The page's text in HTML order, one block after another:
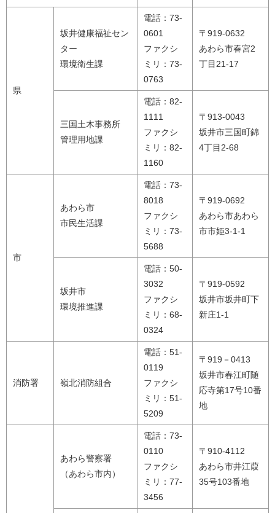
県
坂井健康福祉セン
ター
環境衛生課
電話：73-
0601
ファクシ
ミリ：73-
0763
〒919-0632
あわら市春宮2
丁目21-17
三国土木事務所
管理用地課
電話：82-
1111
ファクシ
ミリ：82-
1160
〒913-0043
坂井市三国町錦
4丁目2-68
市
あわら市
市民生活課
電話：73-
8018
ファクシ
ミリ：73-
5688
〒919-0692
あわら市あわら
市市姫3-1-1
坂井市
環境推進課
電話：50-
3032
ファクシ
ミリ：68-
0324
〒919-0592
坂井市坂井町下
新庄1-1
消防署 嶺北消防組合
電話：51-
0119
ファクシ
ミリ：51-
5209
〒919－0413
坂井市春江町随
応寺第17号10番
地
あわら警察署
（あわら市内）
電話：73-
0110
ファクシ
ミリ：77-
3456
〒910-4112
あわら市井江葭
35号103番地